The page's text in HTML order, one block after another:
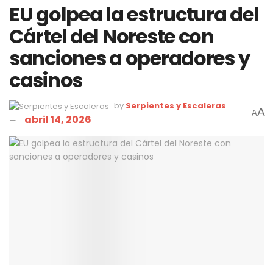
EU golpea la estructura del
Cártel del Noreste con
sanciones a operadores y
casinos
by Serpientes y Escaleras
abril 14, 2026 AA